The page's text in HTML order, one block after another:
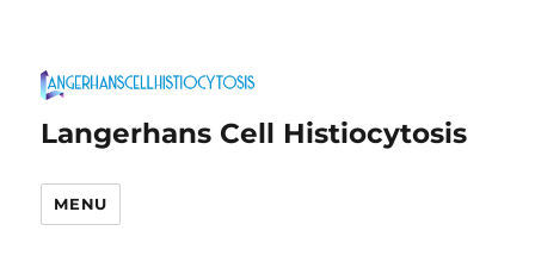
Langerhans Cell Histiocytosis
MENU